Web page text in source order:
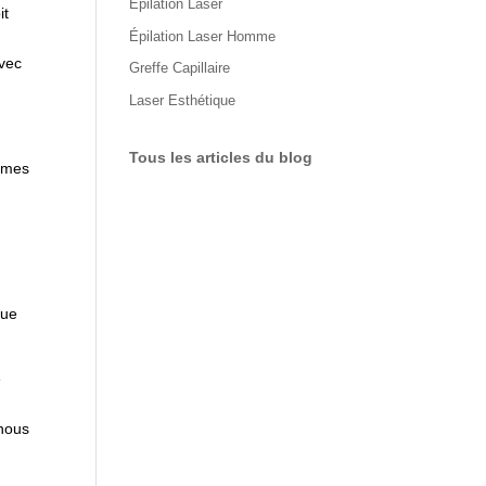
Épilation Laser
Épilation Laser Homme
Greffe Capillaire
Laser Esthétique
Tous les articles du blog